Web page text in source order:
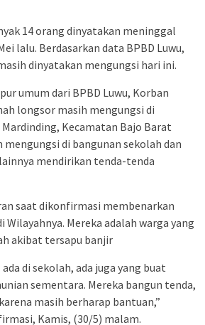
14 orang dinyatakan meninggal
lalu. Berdasarkan data BPBD Luwu,
dinyatakan mengungsi hari ini.
umum dari BPBD Luwu, Korban
longsor masih mengungsi di
Kecamatan Bajo Barat
mengungsi di bangunan sekolah dan
mendirikan tenda-tenda
saat dikonfirmasi membenarkan
Wilayahnya. Mereka adalah warga yang
akibat tersapu banjir
di sekolah, ada juga yang buat
sementara. Mereka bangun tenda,
masih berharap bantuan,”
Kamis, (30/5) malam.